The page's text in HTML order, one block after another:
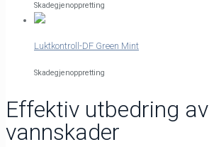
Skadegjenoppretting
Luktkontroll-DF Green Mint
Skadegjenoppretting
Effektiv utbedring av
vannskader